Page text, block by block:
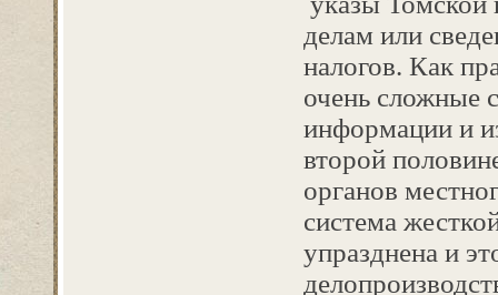
делам или
налогов. Как
очень сложные
информации и
второй
органов
система
упразднена и